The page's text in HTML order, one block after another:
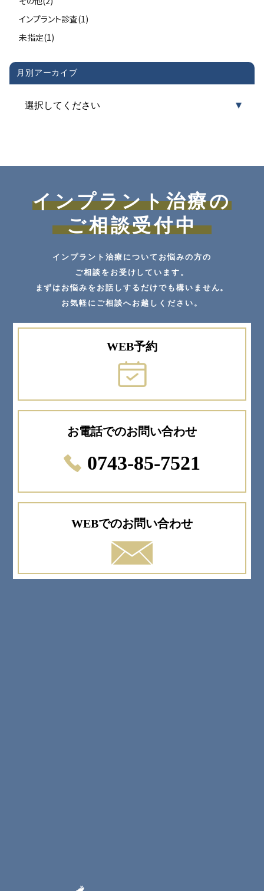
インプラント診査(1)
未指定(1)
月別アーカイブ
インプラント治療の
ご相談受付中
インプラント治療についてお悩みの方の
ご相談をお受けしています。
まずはお悩みをお話しするだけでも構いません。
お気軽にご相談へお越しください。
WEB予約
お電話でのお問い合わせ
0743-85-7521
WEBでのお問い合わせ